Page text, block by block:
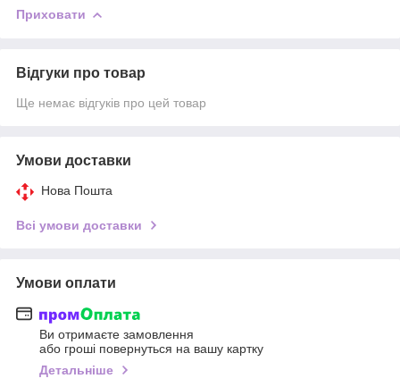
Приховати
Відгуки про товар
Ще немає відгуків про цей товар
Умови доставки
Нова Пошта
Всі умови доставки
Умови оплати
Ви отримаєте замовлення
або гроші повернуться на вашу картку
Детальніше